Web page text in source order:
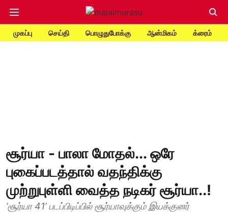
முகப்பு செய்தி பொழுதுபோக்கு ஆன்மிகம் க்ரைம்
சூர்யா - பாலா மோதல்... ஒரே
புகைப்படத்தால் வதந்திக்கு
முற்றுபுள்ளி வைத்த நடிகர் சூர்யா..!
’சூர்யா 41’ படப்பிடிப்பில் சூர்யாவுக்கும் இயக்குனர்